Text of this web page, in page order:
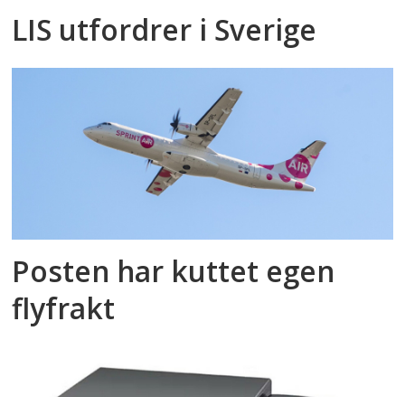
LIS utfordrer i Sverige
Posten har kuttet egen
flyfrakt